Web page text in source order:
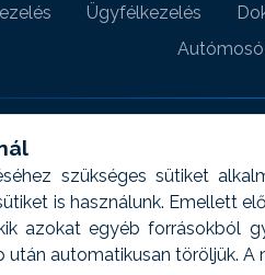
szükséges sütiket
is használunk. Emellett
azokat egyéb forrásokból
automatikusan töröljük.
Ügyfélkezelés